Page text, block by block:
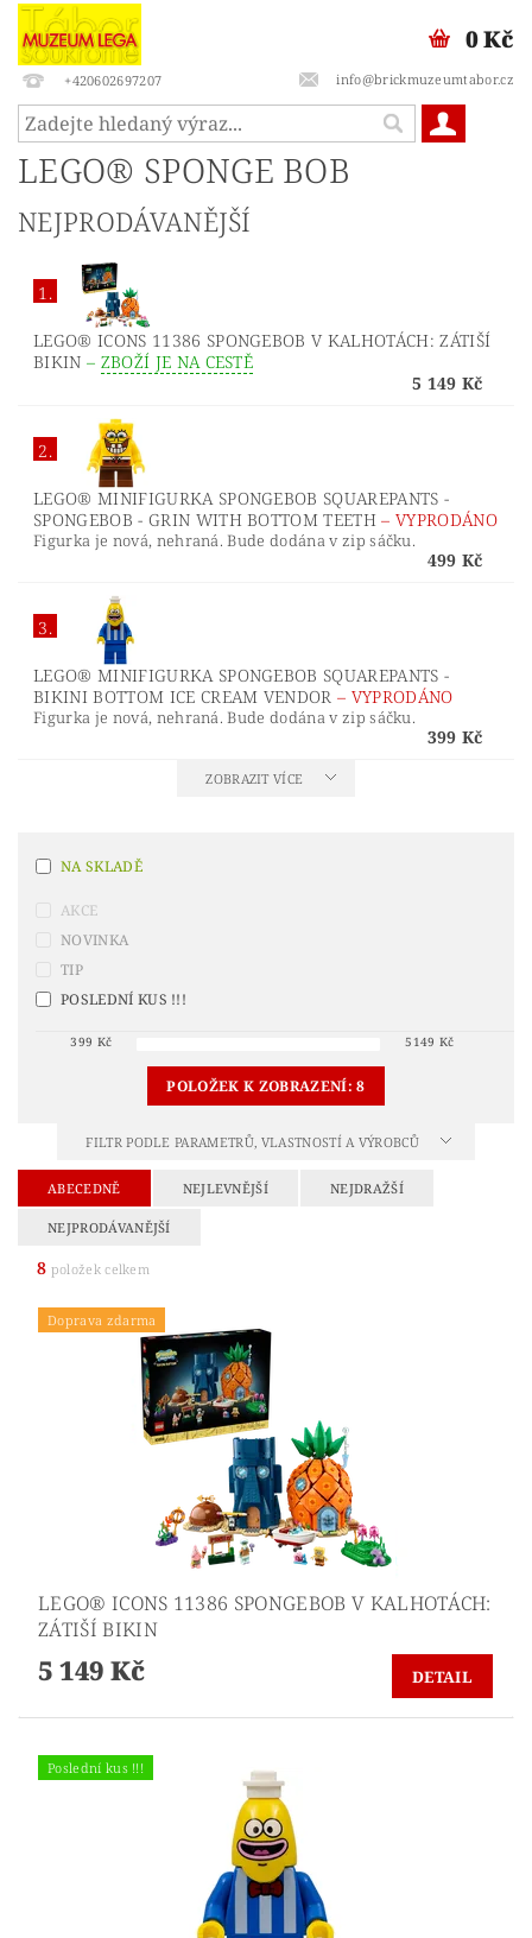
+420602697207 info@brickmuzeumtabor.cz
0 Kč
LEGO® SPONGE BOB
NEJPRODÁVANĚJŠÍ
1.
LEGO® ICONS 11386 SPONGEBOB V KALHOTÁCH: ZÁTIŠÍ
BIKIN– ZBOŽÍ JE NA CESTĚ
5 149 Kč
2.
LEGO® MINIFIGURKA SPONGEBOB SQUAREPANTS -
SPONGEBOB - GRIN WITH BOTTOM TEETH– VYPRODÁNO
Figurka je nová, nehraná. Bude dodána v zip sáčku.
499 Kč
3.
LEGO® MINIFIGURKA SPONGEBOB SQUAREPANTS -
BIKINI BOTTOM ICE CREAM VENDOR– VYPRODÁNO
Figurka je nová, nehraná. Bude dodána v zip sáčku.
399 Kč
ZOBRAZIT VÍCE
NA SKLADĚ
AKCE
NOVINKA
TIP
POSLEDNÍ KUS !!!
399 Kč 5149 Kč
POLOŽEK K ZOBRAZENÍ:8
FILTR PODLE PARAMETRŮ, VLASTNOSTÍ A VÝROBCŮ
ABECEDNĚ NEJLEVNĚJŠÍ NEJDRAŽŠÍ
NEJPRODÁVANĚJŠÍ
8 položek celkem
Doprava zdarma
LEGO® ICONS 11386 SPONGEBOB V KALHOTÁCH:
ZÁTIŠÍ BIKIN
5 149 Kč DETAIL
Poslední kus !!!